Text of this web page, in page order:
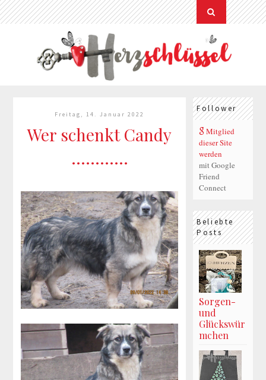
Freitag, 14. Januar 2022
Wer schenkt Candy
............
Follower
Mitglied
dieser Site
werden
mit Google
Friend
Connect
Beliebte
Posts
Sorgen-
und
Glückswür
mchen